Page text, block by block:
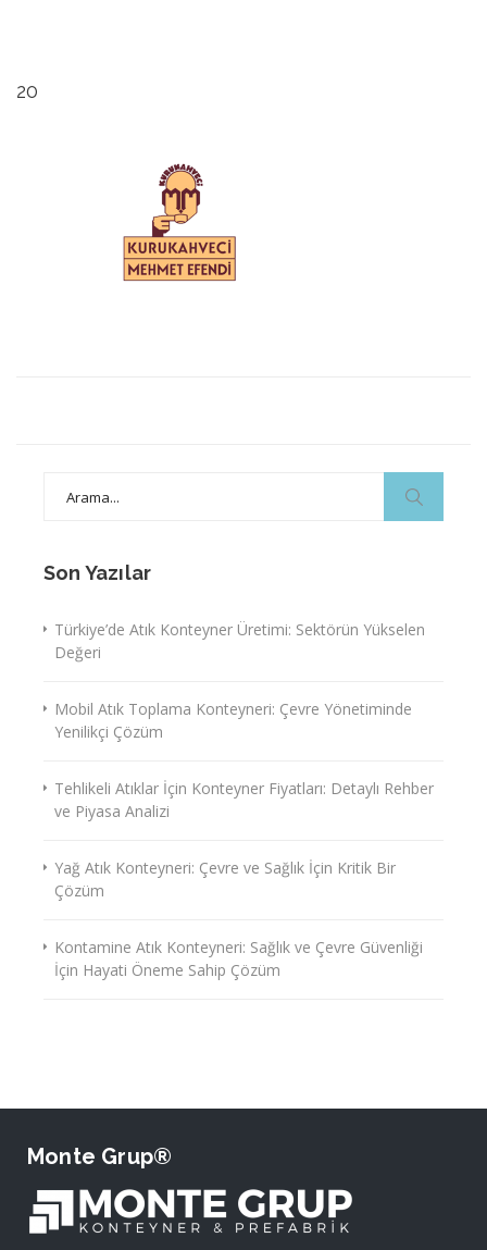
20
Son Yazılar
Türkiye’de Atık Konteyner Üretimi: Sektörün Yükselen
Değeri
Mobil Atık Toplama Konteyneri: Çevre Yönetiminde
Yenilikçi Çözüm
Tehlikeli Atıklar İçin Konteyner Fiyatları: Detaylı Rehber
ve Piyasa Analizi
Yağ Atık Konteyneri: Çevre ve Sağlık İçin Kritik Bir
Çözüm
Kontamine Atık Konteyneri: Sağlık ve Çevre Güvenliği
İçin Hayati Öneme Sahip Çözüm
Monte Grup®